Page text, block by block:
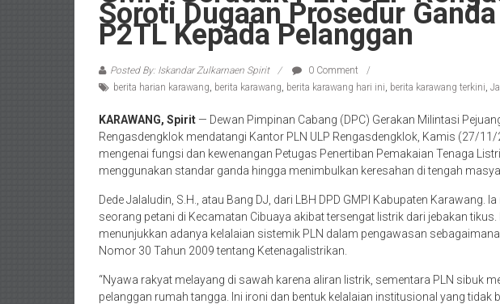
Soroti Dugaan Prosedur
P2TL Kepada Pelanggan
Posted By: Iskandar Zulkarnaen Spirit
0 Comment
berita harian karawang, berita karawang, berita karawang hari ini, berita karawang terkini,
KARAWANG, Spirit — Dewan Pimpinan Cabang (DPC) Gerakan Milintasi
Rengasdengklok mendatangi Kantor PLN ULP Rengasdengklok, Kamis (27/
mengenai fungsi dan kewenangan Petugas Penertiban Pemakaian Tenaga
menggunakan standar ganda hingga menimbulkan keresahan di tengah
Dede Jalaludin, S.H., atau Bang DJ, dari LBH DPD GMPI Kabupaten Karawang.
seorang petani di Kecamatan Cibuaya akibat tersengat listrik dari jebakan
menunjukkan adanya kelalaian sistemik PLN dalam pengawasan
Nomor 30 Tahun 2009 tentang Ketenagalistrikan.
“Nyawa rakyat melayang di sawah karena aliran listrik, sementara PLN sibuk
pelanggan rumah tangga. Ini ironi dan bentuk kelalaian institusional yang tidak